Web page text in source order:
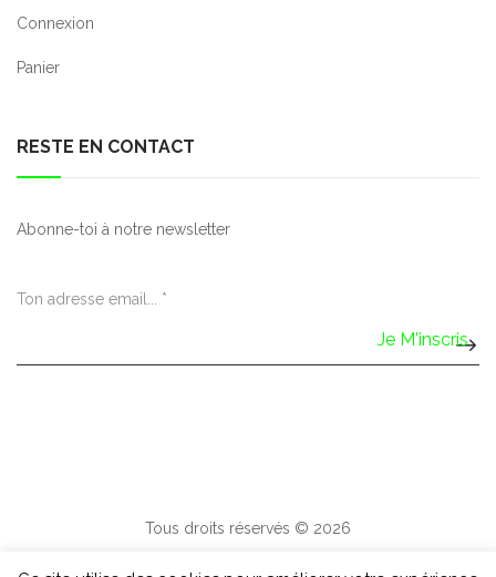
Connexion
Panier
RESTE EN CONTACT
Abonne-toi à notre newsletter
Tous droits réservés © 2026